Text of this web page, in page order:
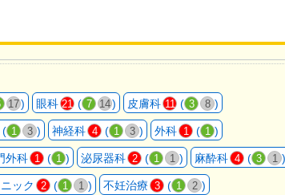
17) 眼科 21 ( 7 14) 皮膚科 11 ( 3 8 )
( 1 3 ) 神経科 4 ( 1 3 ) 外科 1 ( 1 )
外科 1 ( 1 ) 泌尿器科 2 ( 1 1 ) 麻酔科 4 ( 3 1 )
ック 2 ( 1 1 ) 不妊治療 3 ( 1 2 )